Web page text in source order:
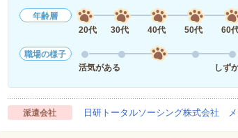
年齢層
20代
30代 40代 50代 60
職場の様子
活気がある
しず
派遣会社 日研トータルソーシング株式会社